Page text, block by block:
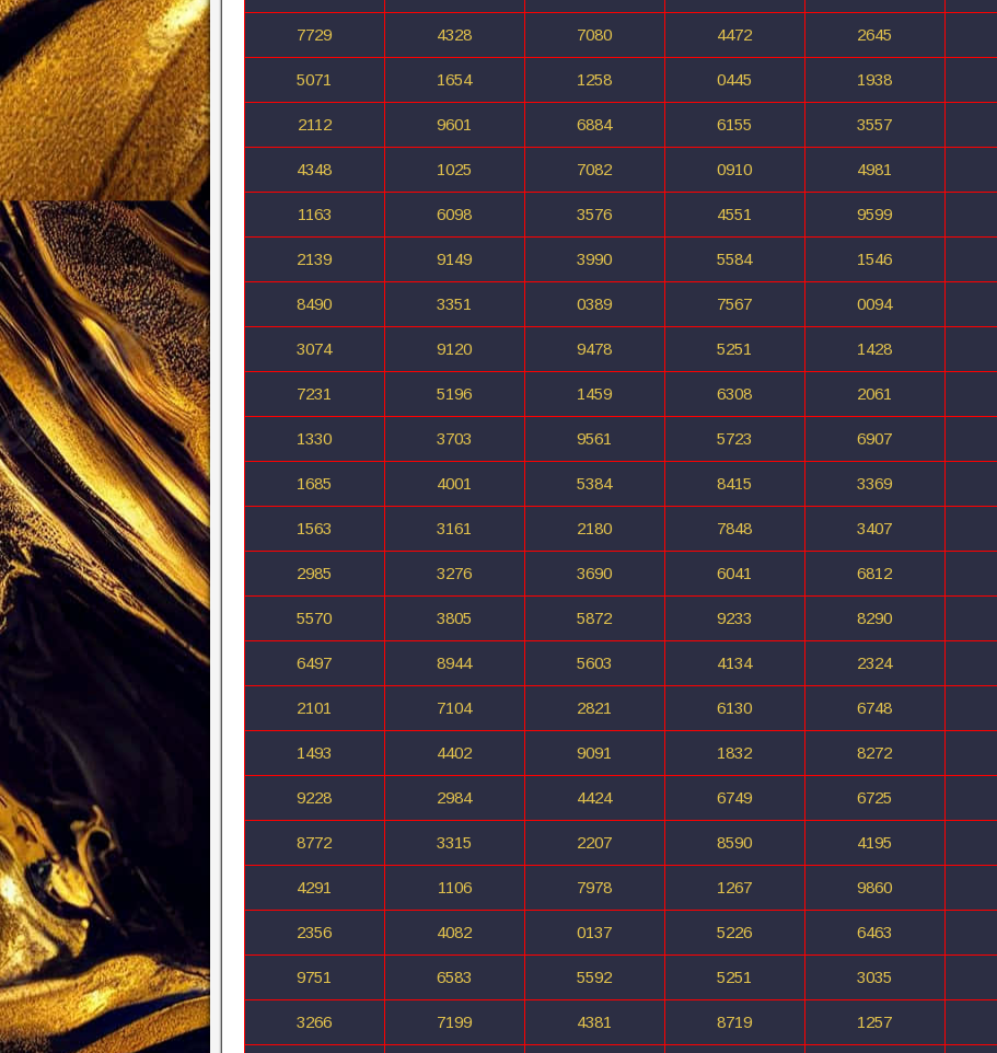
7729 4328 7080 4472 2645
5071 1654 1258 0445 1938
2112 9601 6884 6155 3557
4348 1025 7082 0910 4981
1163 6098 3576 4551 9599
2139 9149 3990 5584 1546
8490 3351 0389 7567 0094
3074 9120 9478 5251 1428
7231 5196 1459 6308 2061
1330 3703 9561 5723 6907
1685 4001 5384 8415 3369
1563 3161 2180 7848 3407
2985 3276 3690 6041 6812
5570 3805 5872 9233 8290
6497 8944 5603 4134 2324
2101 7104 2821 6130 6748
1493 4402 9091 1832 8272
9228 2984 4424 6749 6725
8772 3315 2207 8590 4195
4291 1106 7978 1267 9860
2356 4082 0137 5226 6463
9751 6583 5592 5251 3035
3266 7199 4381 8719 1257